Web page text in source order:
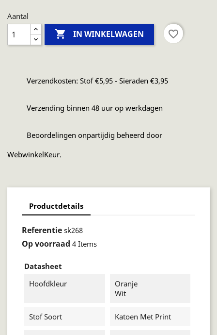
Aantal
 IN WINKELWAGEN favorite_border
Verzendkosten: Stof €5,95 - Sieraden €3,95
Verzending binnen 48 uur op werkdagen
Beoordelingen onpartijdig beheerd door
WebwinkelKeur.
Productdetails
Referentie sk268
Op voorraad 4 Items
Datasheet
Hoofdkleur
Oranje
Wit
Stof Soort Katoen Met Print